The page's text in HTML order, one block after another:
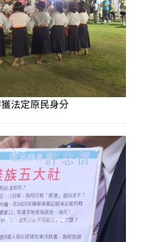
法定原民身分